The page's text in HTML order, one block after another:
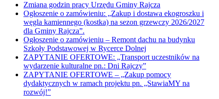
Zmiana godzin pracy Urzędu Gminy Rajcza
Ogłoszenie o zamówieniu: „Zakup i dostawa ekogroszku i
węgla kamiennego (kostka) na sezon grzewczy 2026/2027
dla Gminy Rajcza”.
Ogłoszenie o zamówieniu – Remont dachu na budynku
Szkoły Podstawowej w Rycerce Dolnej
ZAPYTANIE OFERTOWE: „Transport uczestników na
wydarzenie kulturalne pn.: Dni Rajczy”
ZAPYTANIE OFERTOWE – „Zakup pomocy
dydaktycznych w ramach projektu pn. „StawiaMY na
rozwój!”